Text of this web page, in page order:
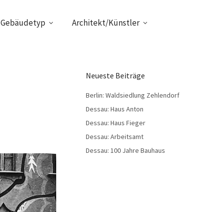
Gebäudetyp Architekt/Künstler
Neueste Beiträge
Berlin: Waldsiedlung Zehlendorf
Dessau: Haus Anton
Dessau: Haus Fieger
Dessau: Arbeitsamt
Dessau: 100 Jahre Bauhaus